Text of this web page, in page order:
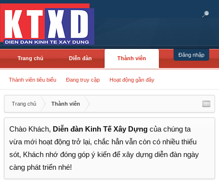
Đăng nhập
Trang chủ Diễn đàn Thành viên
Thành viên tiêu biểu Đang truy cập Hoạt động gần đây
Trang chủ Thành viên
Chào Khách, Diễn đàn Kinh Tế Xây Dựng của chúng ta
vừa mới hoạt động trở lại, chắc hẳn vẫn còn có nhiều thiếu
sót, Khách nhớ đóng góp ý kiến để xây dựng diễn đàn ngày
càng phát triển nhé!